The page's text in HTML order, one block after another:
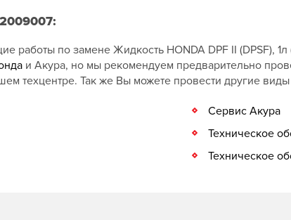
работы по замене Жидкость HONDA DPF II (DPSF),
и Акура, но мы рекомендуем предварительно
техцентре. Так же Вы можете провести другие
Сервис Акура
Техническое
Техническое